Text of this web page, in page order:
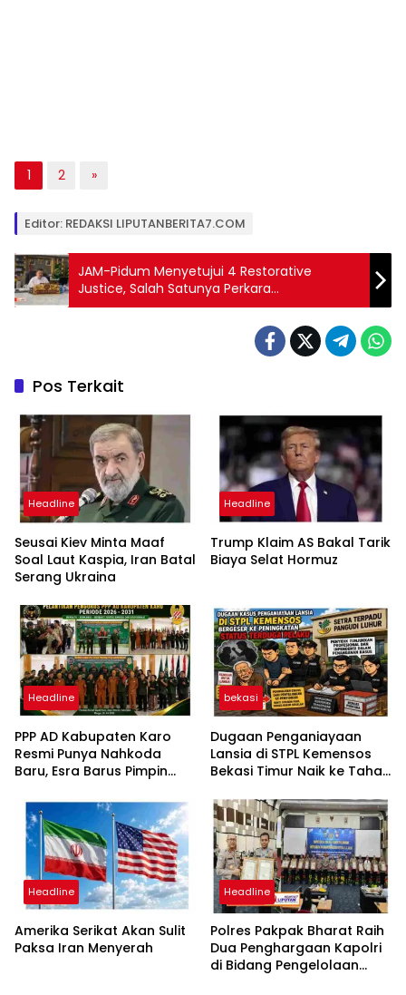
1 2 »
Editor: REDAKSI LIPUTANBERITA7.COM
JAM-Pidum Menyetujui 4 Restorative
Justice, Salah Satunya Perkara
Penganiayaan di Biak Numfor
Pos Terkait
Headline
Seusai Kiev Minta Maaf
Soal Laut Kaspia, Iran Batal
Serang Ukraina
Headline
Trump Klaim AS Bakal Tarik
Biaya Selat Hormuz
Headline
PPP AD Kabupaten Karo
Resmi Punya Nahkoda
Baru, Esra Barus Pimpin
bekasi
Dugaan Penganiayaan
Lansia di STPL Kemensos
Bekasi Timur Naik ke Tahap
Minta Proses Transparan
dan Bebas Intervensi
Headline
Amerika Serikat Akan Sulit
Paksa Iran Menyerah
Headline
Polres Pakpak Bharat Raih
Dua Penghargaan Kapolri
di Bidang Pengelolaan